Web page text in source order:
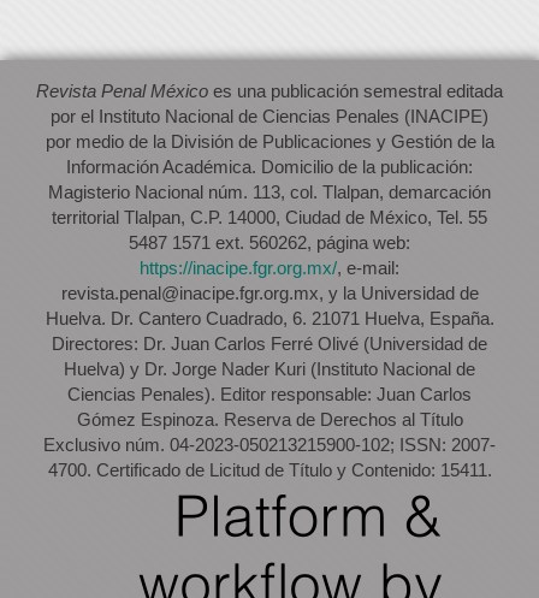
Revista Penal México es una publicación semestral editada
por el Instituto Nacional de Ciencias Penales (INACIPE)
por medio de la División de Publicaciones y Gestión de la
Información Académica. Domicilio de la publicación:
Magisterio Nacional núm. 113, col. Tlalpan, demarcación
territorial Tlalpan, C.P. 14000, Ciudad de México, Tel. 55
5487 1571 ext. 560262, página web:
https://inacipe.fgr.org.mx/, e-mail:
revista.penal@inacipe.fgr.org.mx, y la Universidad de
Huelva. Dr. Cantero Cuadrado, 6. 21071 Huelva, España.
Directores: Dr. Juan Carlos Ferré Olivé (Universidad de
Huelva) y Dr. Jorge Nader Kuri (Instituto Nacional de
Ciencias Penales). Editor responsable: Juan Carlos
Gómez Espinoza. Reserva de Derechos al Título
Exclusivo núm. 04-2023-050213215900-102; ISSN: 2007-
4700. Certificado de Licitud de Título y Contenido: 15411.